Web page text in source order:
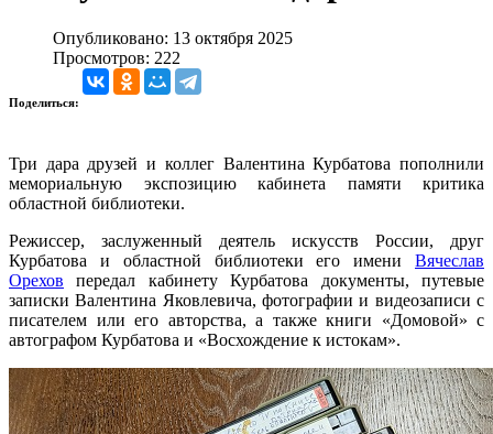
Опубликовано: 13 октября 2025
Просмотров: 222
Поделиться:
Три дара друзей и коллег Валентина Курбатова пополнили
мемориальную экспозицию кабинета памяти критика
областной библиотеки.
Режиссер, заслуженный деятель искусств России, друг
Курбатова и областной библиотеки его имени Вячеслав
Орехов передал кабинету Курбатова документы, путевые
записки Валентина Яковлевича, фотографии и видеозаписи с
писателем или его авторства, а также книги «Домовой» с
автографом Курбатова и «Восхождение к истокам».